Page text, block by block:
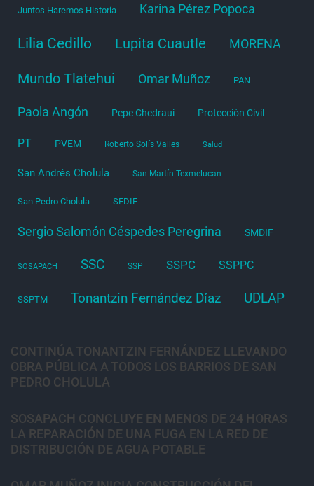
Juntos Haremos Historia Karina Pérez Popoca
Lilia Cedillo Lupita Cuautle MORENA
Mundo Tlatehui Omar Muñoz PAN
Paola Angón Pepe Chedraui Protección Civil
PT PVEM Roberto Solís Valles Salud
San Andrés Cholula San Martín Texmelucan
San Pedro Cholula SEDIF
Sergio Salomón Céspedes Peregrina SMDIF
SOSAPACH SSC SSP SSPC SSPPC
SSPTM Tonantzin Fernández Díaz UDLAP
CONTINÚA TONANTZIN FERNÁNDEZ LLEVANDO
OBRA PÚBLICA A TODOS LOS BARRIOS DE SAN
PEDRO CHOLULA
SOSAPACH CONCLUYE EN MENOS DE 24 HORAS
LA REPARACIÓN DE UNA FUGA EN LA RED DE
DISTRIBUCIÓN DE AGUA POTABLE